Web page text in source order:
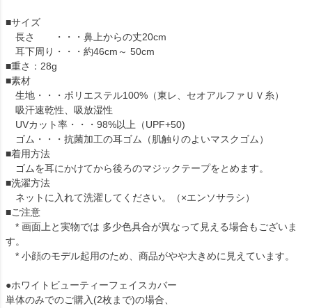
■サイズ
長さ ・・・鼻上からの丈20cm
耳下周り・・・約46cm～ 50cm
■重さ：28g
■素材
生地・・・ポリエステル100%（東レ、セオアルファＵＶ糸）
吸汗速乾性、吸放湿性
UVカット率・・・98%以上（UPF+50)
ゴム・・・抗菌加工の耳ゴム（肌触りのよいマスクゴム）
■着用方法
ゴムを耳にかけてから後ろのマジックテープをとめます。
■洗濯方法
ネットに入れて洗濯してください。（×エンソサラシ）
■ご注意
* 画面上と実物では 多少色具合が異なって見える場合もございま
す。
* 小顔のモデル起用のため、商品がやや大きめに見えています。
●ホワイトビューティーフェイスカバー
単体のみでのご購入(2枚まで)の場合、